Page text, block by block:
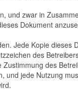
und zwar in
Dokument
Jede Kopie dieses
des
des
und jede Nutzung